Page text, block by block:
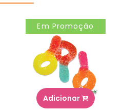
Em Promoção
Adicionar